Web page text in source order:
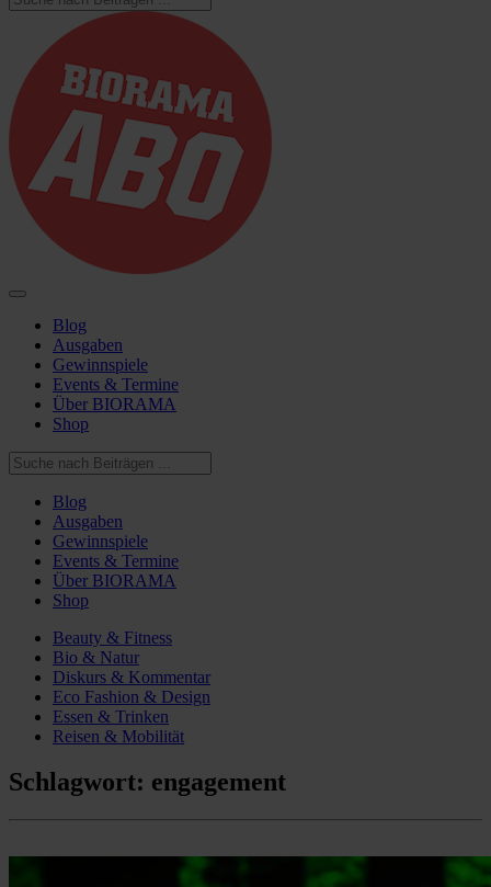
Blog
Ausgaben
Gewinnspiele
Events & Termine
Über BIORAMA
Shop
Blog
Ausgaben
Gewinnspiele
Events & Termine
Über BIORAMA
Shop
Beauty & Fitness
Bio & Natur
Diskurs & Kommentar
Eco Fashion & Design
Essen & Trinken
Reisen & Mobilität
Schlagwort: engagement